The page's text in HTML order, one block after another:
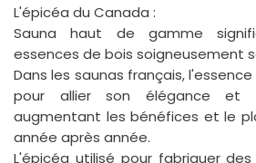
L'épicéa du Canada :
Sauna haut de gamme
essences de bois soigneusement
Dans les saunas français,
pour allier son élégance et
augmentant les bénéfices et le
année après année.
L'épicéa utilisé pour fabriquer